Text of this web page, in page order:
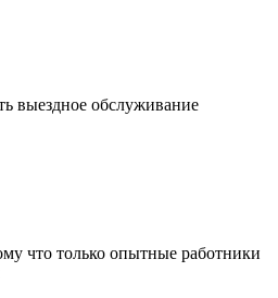
выездное обслуживание
что только опытные работники